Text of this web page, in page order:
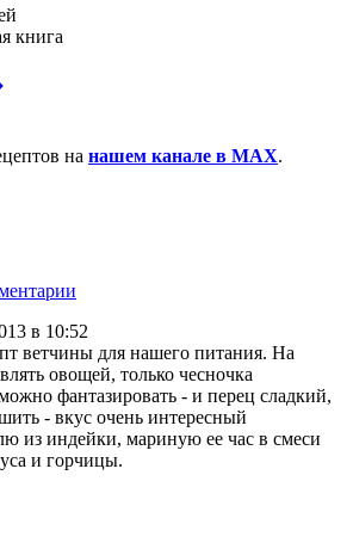
книга
на нашем канале в MAX.
в 10:52
ветчины для нашего питания. На
овощей, только чесночка
фантазировать - и перец сладкий,
- вкус очень интересный
из индейки, мариную ее час в смеси
и горчицы.